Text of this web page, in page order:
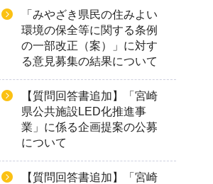
「みやざき県民の住みよい
環境の保全等に関する条例
の一部改正（案）」に対す
る意見募集の結果について
【質問回答書追加】「宮崎
県公共施設LED化推進事
業」に係る企画提案の公募
について
【質問回答書追加】「宮崎